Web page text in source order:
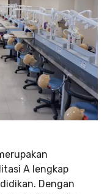
A lengkap
Dengan